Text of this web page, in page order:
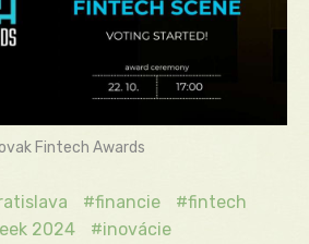
Fintech Awards
financie
fintech
2024
inovácie